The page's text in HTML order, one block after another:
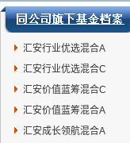
汇安行业优选混合A
汇安行业优选混合C
汇安价值蓝筹混合C
汇安价值蓝筹混合A
汇安成长领航混合A